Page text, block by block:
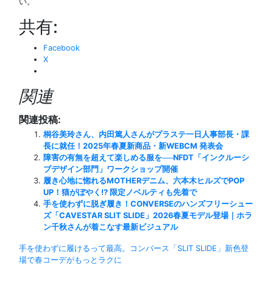
共有:
Facebook
X
関連
関連投稿:
桐谷美玲さん、内田篤人さんがプラステ一日人事部長・課
長に就任！2025年春夏新商品・新WEBCM 発表会
障害の有無を超えて楽しめる服を──NFDT「インクルーシ
ブデザイン部門」ワークショップ開催
履き心地に惚れるMOTHERデニム、六本木ヒルズでPOP
UP！猫がぼやく!? 限定ノベルティも先着で
手を使わずに脱ぎ履き！CONVERSEのハンズフリーシュー
ズ「CAVESTAR SLIT SLIDE」2026春夏モデル登場｜ホラ
ン千秋さんが着こなす最新ビジュアル
投
手を使わずに履けるって最高。コンバース「SLIT SLIDE」新色登
場で春コーデがもっとラクに